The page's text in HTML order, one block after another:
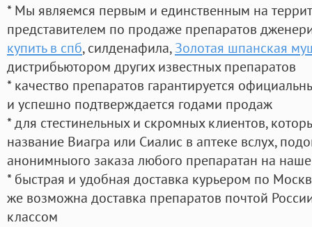
* Мы являемся первым и единственным на
представителем по продаже препаратов
купить в спб, силденафила, Золотая шпанская
дистрибьютором других известных препаратов
* качество препаратов гарантируется
и успешно подтверждается годами продаж
* для стестинельных и скромных клиентов,
название Виагра или Сиалис в аптеке вслух,
анонимныого заказа любого препаратан на
* быстрая и удобная доставка курьером по
же возможна доставка препаратов почтой
классом